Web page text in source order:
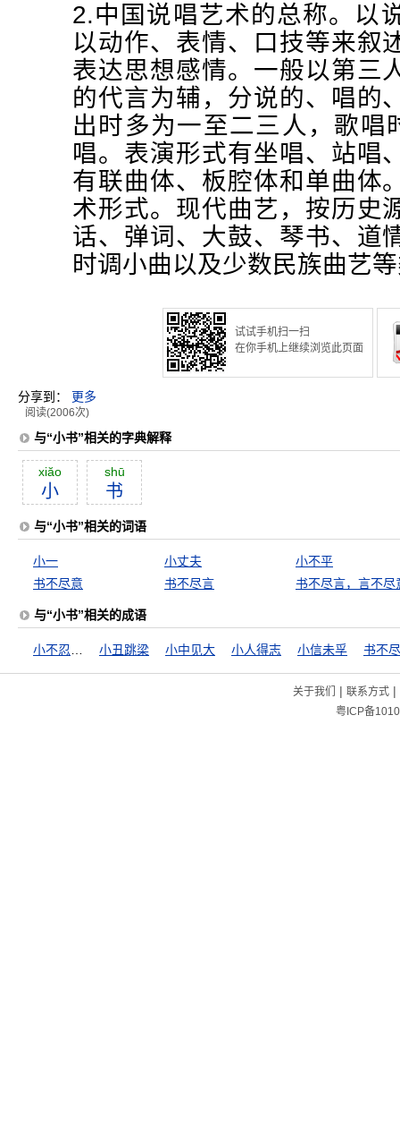
2.中国说唱艺术的总称。以
以动作、表情、口技等来叙
表达思想感情。一般以第三
的代言为辅，分说的、唱的
出时多为一至二三人，歌唱
唱。表演形式有坐唱、站唱
有联曲体、板腔体和单曲体
术形式。现代曲艺，按历史
话、弹词、大鼓、琴书、道
时调小曲以及少数民族曲艺
试试手机扫一扫
在你手机上继续浏览此页面
分享到： 更多
阅读(2006次)
与“小书”相关的字典解释
xiăo
小
shū
书
与“小书”相关的词语
小一 小丈夫
小不平
书不尽意
书不尽言 书不尽言，言不尽
与“小书”相关的成语
小丑跳梁 小中见大 小人得志 小信未孚 书不
关于我们 | 联系方式|
粤ICP备